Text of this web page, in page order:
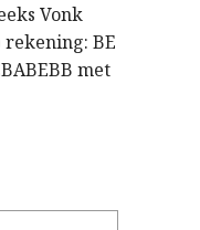
Vonk
BE
met